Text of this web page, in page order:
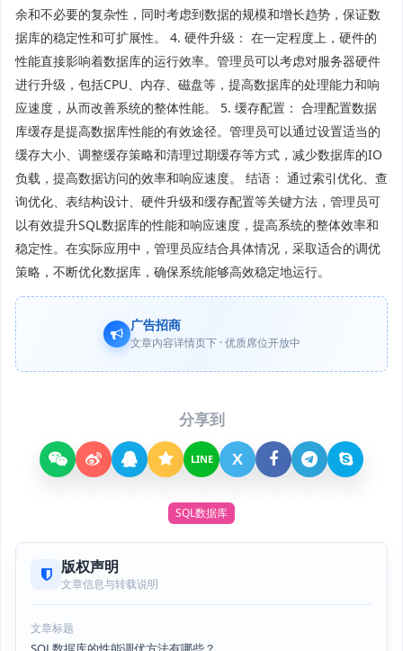
余和不必要的复杂性，同时考虑到数据的规模和增长趋势，保证数
据库的稳定性和可扩展性。 4. 硬件升级： 在一定程度上，硬件的
性能直接影响着数据库的运行效率。管理员可以考虑对服务器硬件
进行升级，包括CPU、内存、磁盘等，提高数据库的处理能力和响
应速度，从而改善系统的整体性能。 5. 缓存配置： 合理配置数据
库缓存是提高数据库性能的有效途径。管理员可以通过设置适当的
缓存大小、调整缓存策略和清理过期缓存等方式，减少数据库的IO
负载，提高数据访问的效率和响应速度。 结语： 通过索引优化、查
询优化、表结构设计、硬件升级和缓存配置等关键方法，管理员可
以有效提升SQL数据库的性能和响应速度，提高系统的整体效率和
稳定性。在实际应用中，管理员应结合具体情况，采取适合的调优
策略，不断优化数据库，确保系统能够高效稳定地运行。
广告招商
文章内容详情页下 · 优质席位开放中
分享到
LINE X
SQL数据库
版权声明
文章信息与转载说明
文章标题